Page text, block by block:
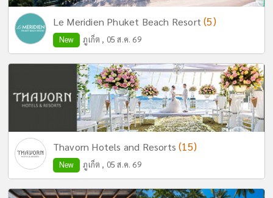
Le Meridien Phuket Beach Resort(5)
New ภูเก็ต , 05 ส.ค. 69
Thavorn Hotels and Resorts(15)
New ภูเก็ต , 05 ส.ค. 69